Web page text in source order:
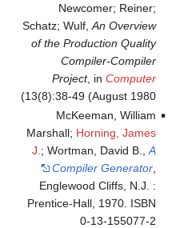
Newcomer; Reiner;
Schatz; Wulf,An Overview
of the Production Quality
Compiler-Compiler
Project, in Computer
13(8):38-49 (August 1980)
McKeeman, William
Marshall; Horning, James
J. ; Wortman, David B., A
Compiler Generator,
Englewood Cliffs, N.J. :
Prentice-Hall, 1970. ISBN
0-13-155077-2